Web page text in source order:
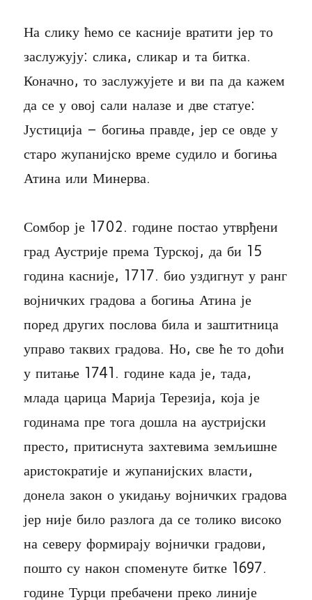
На слику ћемо се касније вратити јер то
заслужују: слика, сликар и та битка.
Коначно, то заслужујете и ви па да кажем
да се у овој сали налазе и две статуе:
Јустиција – богиња правде, јер се овде у
старо жупанијско време судило и богиња
Атина или Минерва.
Сомбор је 1702. године постао утврђени
град Аустрије према Турској, да би 15
година касније, 1717. био уздигнут у ранг
војничких градова а богиња Атина је
поред других послова била и заштитница
управо таквих градова. Но, све ће то доћи
у питање 1741. године када је, тада,
млада царица Марија Терезија, која је
годинама пре тога дошла на аустријски
престо, притиснута захтевима земљишне
аристократије и жупанијских власти,
донела закон о укидању војничких градова
јер није било разлога да се толико високо
на северу формирају војнички градови,
пошто су након споменуте битке 1697.
године Турци пребачени преко линије